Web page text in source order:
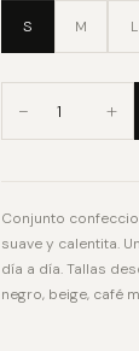
S M L
− +
Conjunto
suave y calentita.
día a día. Tallas
negro, beige, café